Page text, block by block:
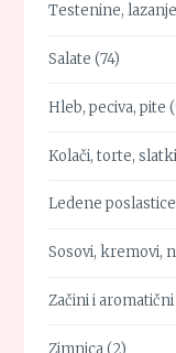
Testenine,
Salate (74)
Hleb, peciva, pite
Kolači, torte,
Ledene
Sosovi, kremovi,
Začini i
Zimnica (2)